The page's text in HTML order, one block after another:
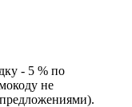
- 5 % по
не